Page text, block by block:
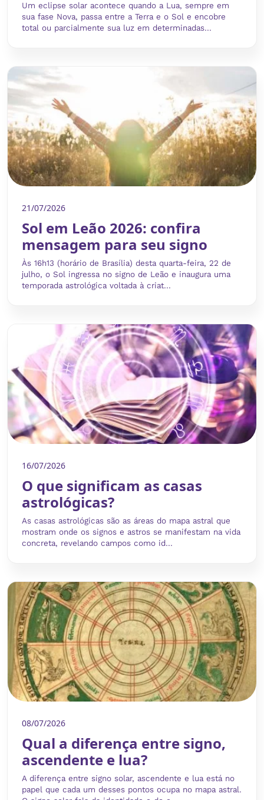
Um eclipse solar acontece quando a Lua, sempre em
sua fase Nova, passa entre a Terra e o Sol e encobre
total ou parcialmente sua luz em determinadas...
21/07/2026
Sol em Leão 2026: confira
mensagem para seu signo
Às 16h13 (horário de Brasília) desta quarta-feira, 22 de
julho, o Sol ingressa no signo de Leão e inaugura uma
temporada astrológica voltada à criat...
16/07/2026
O que significam as casas
astrológicas?
As casas astrológicas são as áreas do mapa astral que
mostram onde os signos e astros se manifestam na vida
concreta, revelando campos como id...
08/07/2026
Qual a diferença entre signo,
ascendente e lua?
A diferença entre signo solar, ascendente e lua está no
papel que cada um desses pontos ocupa no mapa astral.